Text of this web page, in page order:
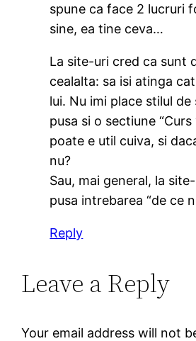
spune ca face 2 lucruri
sine, ea tine ceva…
La site-uri cred ca sunt
cealalta: sa isi atinga
lui. Nu imi place stilul
pusa si o sectiune “Curs
poate e util cuiva, si
nu?
Sau, mai general, la
pusa intrebarea “de ce
Reply
Leave a Reply
Your email address will not